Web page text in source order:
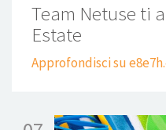
Team Netuse ti
Estate
Approfondisci su